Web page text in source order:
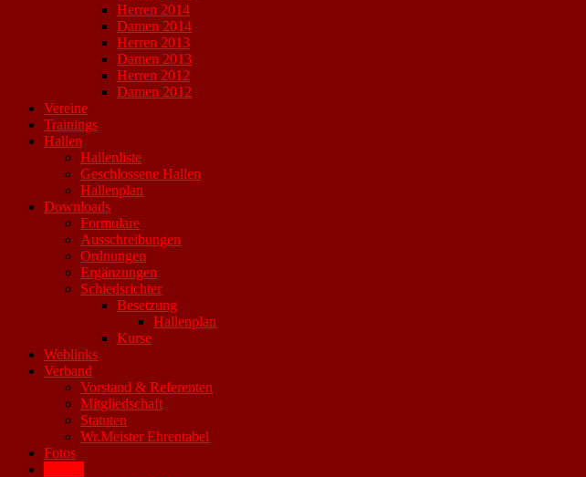
Herren 2014
Damen 2014
Herren 2013
Damen 2013
Herren 2012
Damen 2012
Vereine
Trainings
Hallen
Hallenliste
Geschlossene Hallen
Hallenplan
Downloads
Formulare
Ausschreibungen
Ordnungen
Ergänzungen
Schiedsrichter
Besetzung
Hallenplan
Kurse
Weblinks
Verband
Vorstand & Referenten
Mitgliedschaft
Statuten
Wr.Meister Ehrentabel
Fotos